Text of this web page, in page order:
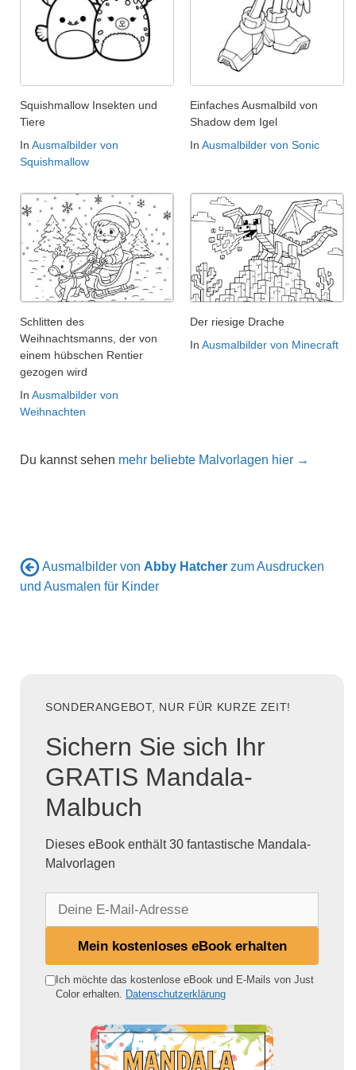
Squishmallow Insekten und
Tiere
In Ausmalbilder von
Squishmallow
Einfaches Ausmalbild von
Shadow dem Igel
In Ausmalbilder von Sonic
Schlitten des
Weihnachtsmanns, der von
einem hübschen Rentier
gezogen wird
In Ausmalbilder von
Weihnachten
Der riesige Drache
In Ausmalbilder von Minecraft
Du kannst sehen mehr beliebte Malvorlagen hier →
Ausmalbilder von Abby Hatcher zum Ausdrucken
und Ausmalen für Kinder
SONDERANGEBOT, NUR FÜR KURZE ZEIT!
Sichern Sie sich Ihr
GRATIS Mandala-
Malbuch
Dieses eBook enthält 30 fantastische Mandala-
Malvorlagen
e
Mein kostenloses eBook erhalten
Ich möchte das kostenlose eBook und E-Mails von Just
Color erhalten.
Datenschutzerklärung